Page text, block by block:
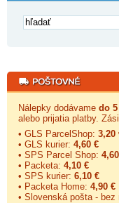
Nálepky dodávame do
alebo prijatia platby.
• GLS ParcelShop: 3,20
• GLS kurier: 4,60 €
• SPS Parcel Shop:
• Packeta: 4,10 €
• SPS kurier: 6,10 €
• Packeta Home: 4,90 €
• Slovenská pošta -